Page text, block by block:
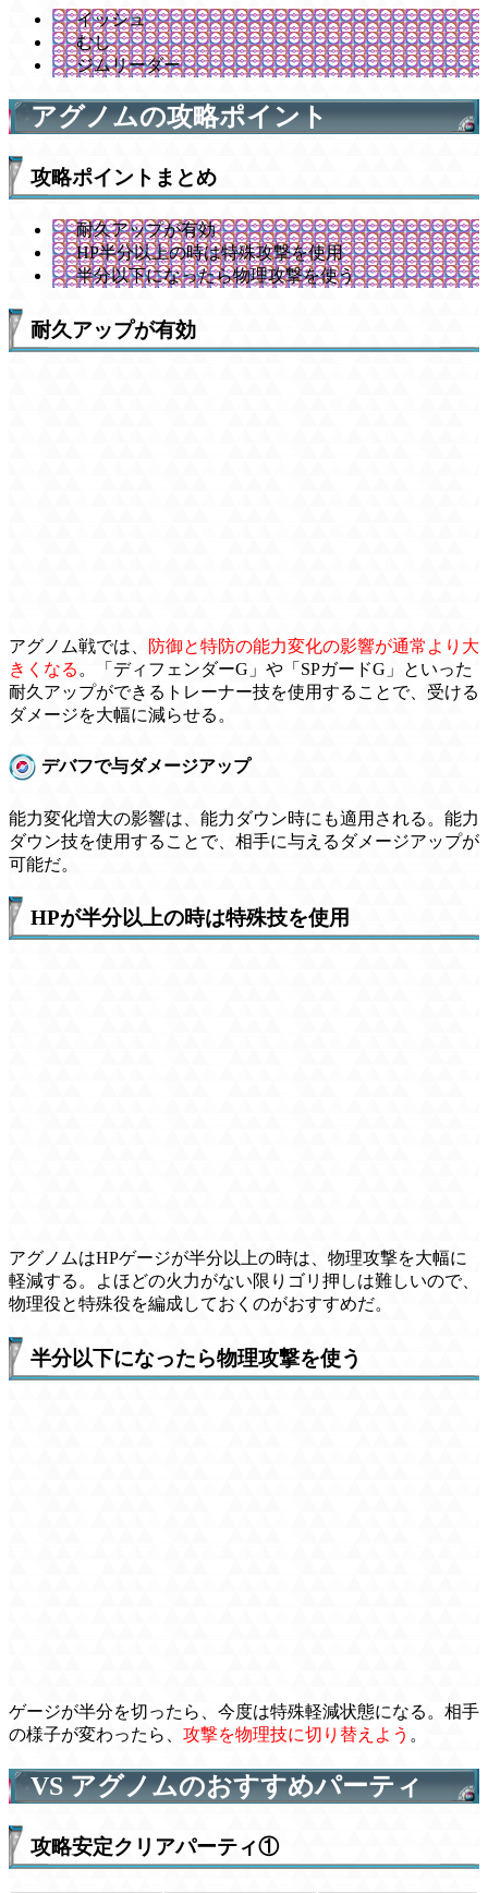
イッシュ
むし
ジムリーダー
アグノムの攻略ポイント
攻略ポイントまとめ
耐久アップが有効
HP半分以上の時は特殊攻撃を使用
半分以下になったら物理攻撃を使う
耐久アップが有効
アグノム戦では、
防御と特防の能力変化の影響が通常より大
きくなる 。「ディフェンダーG」や「SPガードG」といった
耐久アップができるトレーナー技を使用することで、受ける
ダメージを大幅に減らせる。
デバフで与ダメージアップ
能力変化増大の影響は、能力ダウン時にも適用される。能力
ダウン技を使用することで、相手に与えるダメージアップが
可能だ。
HPが半分以上の時は特殊技を使用
アグノムはHPゲージが半分以上の時は、物理攻撃を大幅に
軽減する。よほどの火力がない限りゴリ押しは難しいので、
物理役と特殊役を編成しておくのがおすすめだ。
半分以下になったら物理攻撃を使う
ゲージが半分を切ったら、今度は特殊軽減状態になる。相手
の様子が変わったら、 攻撃を物理技に切り替えよう 。
VS アグノムのおすすめパーティ
攻略安定クリアパーティ①